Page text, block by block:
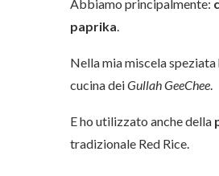
Abbiamo principalmente:
paprika.
Nella mia miscela
cucina deiGullah GeeChee.
E ho utilizzato anche della
tradizionale Red Rice.